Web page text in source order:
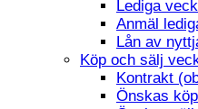
Lediga
Anmäl
Lån av
Köp och sälj
Kontrakt
Önskas